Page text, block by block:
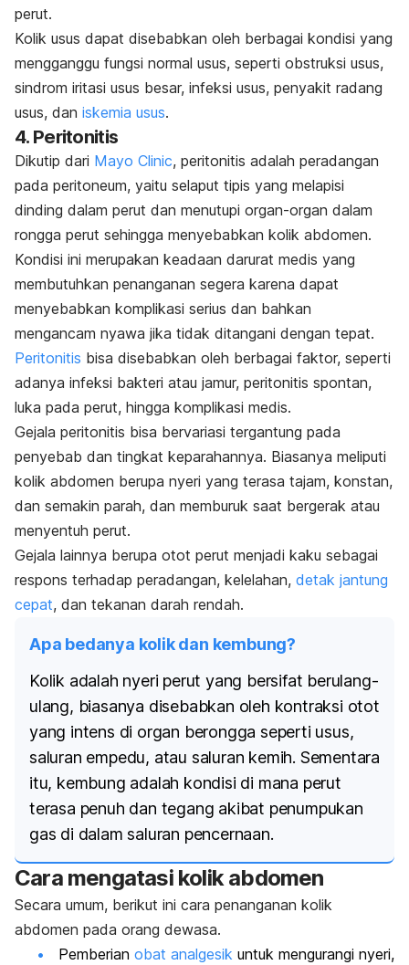
perut.
Kolik usus dapat disebabkan oleh berbagai kondisi yang
mengganggu fungsi normal usus, seperti obstruksi usus,
sindrom iritasi usus besar, infeksi usus, penyakit radang
usus, dan iskemia usus.
4. Peritonitis
Dikutip dari Mayo Clinic, peritonitis adalah peradangan
pada peritoneum, yaitu selaput tipis yang melapisi
dinding dalam perut dan menutupi organ-organ dalam
rongga perut sehingga menyebabkan kolik abdomen.
Kondisi ini merupakan keadaan darurat medis yang
membutuhkan penanganan segera karena dapat
menyebabkan komplikasi serius dan bahkan
mengancam nyawa jika tidak ditangani dengan tepat.
Peritonitis bisa disebabkan oleh berbagai faktor, seperti
adanya infeksi bakteri atau jamur, peritonitis spontan,
luka pada perut, hingga komplikasi medis.
Gejala peritonitis bisa bervariasi tergantung pada
penyebab dan tingkat keparahannya. Biasanya meliputi
kolik abdomen berupa nyeri yang terasa tajam, konstan,
dan semakin parah, dan memburuk saat bergerak atau
menyentuh perut.
Gejala lainnya berupa otot perut menjadi kaku sebagai
respons terhadap peradangan, kelelahan, detak jantung
cepat, dan tekanan darah rendah.
Apa bedanya kolik dan kembung?
Kolik adalah nyeri perut yang bersifat berulang-
ulang, biasanya disebabkan oleh kontraksi otot
yang intens di organ berongga seperti usus,
saluran empedu, atau saluran kemih. Sementara
itu, kembung adalah kondisi di mana perut
terasa penuh dan tegang akibat penumpukan
gas di dalam saluran pencernaan.
Cara mengatasi kolik abdomen
Secara umum, berikut ini cara penanganan kolik
abdomen pada orang dewasa.
Pemberian obat analgesik untuk mengurangi nyeri,